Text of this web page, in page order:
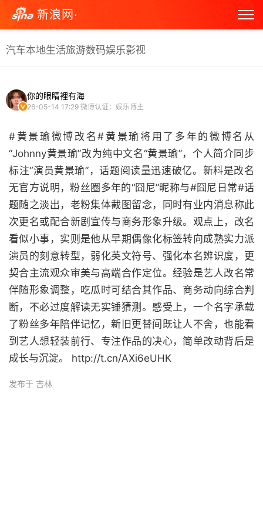
新浪网·
汽车本地生活旅游数码娱乐影视
你的眼睛裡有海
26-05-14 17:29 微博认证：娱乐博主
#黄景瑜微博改名#黄景瑜将用了多年的微博名从
“Johnny黄景瑜”改为纯中文名“黄景瑜”，个人简介同步
标注“演员黄景瑜”，话题阅读量迅速破亿。新料是改名
无官方说明，粉丝圈多年的“囧尼”昵称与#囧尼日常#话
题随之淡出，老粉集体截图留念，同时有业内消息称此
次更名或配合新剧宣传与商务形象升级。观点上，改名
看似小事，实则是他从早期偶像化标签转向成熟实力派
演员的刻意转型，弱化英文符号、强化本名辨识度，更
契合主流观众审美与高端合作定位。经验是艺人改名常
伴随形象调整，吃瓜时可结合其作品、商务动向综合判
断，不必过度解读无实锤猜测。感受上，一个名字承载
了粉丝多年陪伴记忆，新旧更替间既让人不舍，也能看
到艺人想轻装前行、专注作品的决心，简单改动背后是
成长与沉淀。 http://t.cn/AXi6eUHK
发布于 吉林